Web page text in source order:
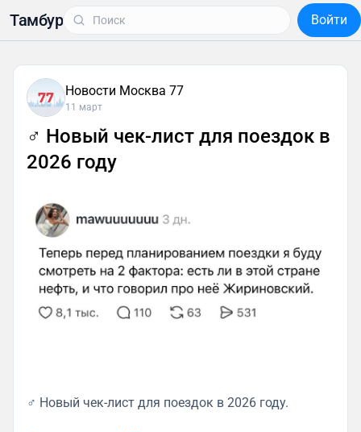
Тамбур Войти
Новости Москва 77
11 март
‍♂ Новый чек-лист для поездок в
2026 году
‍♂ Новый чек-лист для поездок в 2026 году.